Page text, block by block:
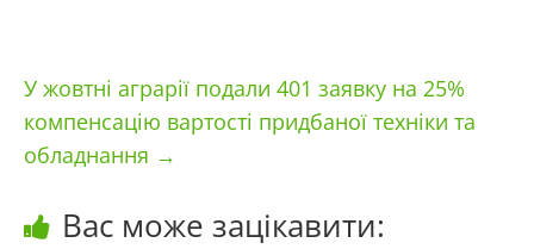
У жовтні аграрії подали 401 заявку на 25%
компенсацію вартості придбаної техніки та
обладнання →
Вас може зацікавити: